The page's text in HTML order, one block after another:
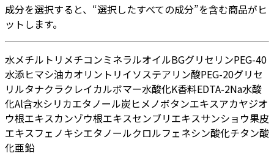
成分を選択すると、“選択したすべての成分”を含む商品がヒ
ットします。
水メチルトリメチコンミネラルオイルBGグリセリンPEG-40
水添ヒマシ油カオリン トリイソステアリン酸PEG-20グリセ
リルタナクラクレイカルボマー水酸化K香料EDTA-2Na水酸
化Al含水シリカエタノール炭ヒメノボタンエキスアカヤジオ
ウ根エキスカンゾウ根エキスセンブリエキスサンショウ果皮
エキスフェノキシエタノールクロルフェネシン酸化チタン酸
化亜鉛